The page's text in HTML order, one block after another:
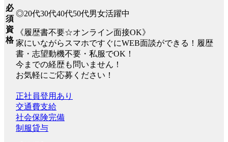
必
須
資
格
◎20代30代40代50代男女活躍中
《履歴書不要☆オンライン面接OK》
家にいながらスマホですぐにWEB面談ができる！履歴
書・志望動機不要・私服でOK！
今までの経歴も問いません！
お気軽にご応募ください！
正社員登用あり
交通費支給
社会保険完備
制服貸与